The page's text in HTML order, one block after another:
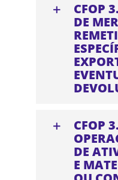
CFOP
DE
CFOP
DE
E